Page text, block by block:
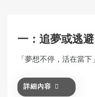
一：追夢或逃避
「夢想不停，活在當
詳細內容